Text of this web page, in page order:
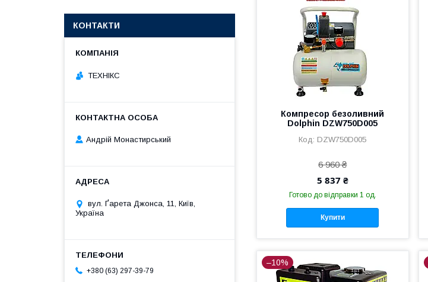
Компресор безоливний
Dolphin DZW750D005
DZW750D005
6 960 ₴
5 837 ₴
Готово до відправки 1 од.
Купити
–10%
КОНТАКТИ
ТЕХНІКС
Андрій Монастирський
вул. Ґарета Джонса, 11, Київ,
Україна
+380 (63) 297-39-79